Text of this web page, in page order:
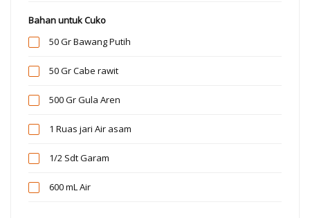
Bahan untuk Cuko
50 GrBawang Putih
50 GrCabe rawit
500 GrGula Aren
1 Ruas jari Air asam
1/2 SdtGaram
600 mL Air